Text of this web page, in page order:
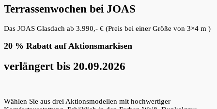
Terrassenwochen bei JOAS
Das JOAS Glasdach ab 3.990,- € (Preis bei einer Größe von 3×4 m )
20 % Rabatt auf Aktionsmarkisen
verlängert bis 20.09.2026
Wählen Sie aus drei Aktionsmodellen mit hochwertiger